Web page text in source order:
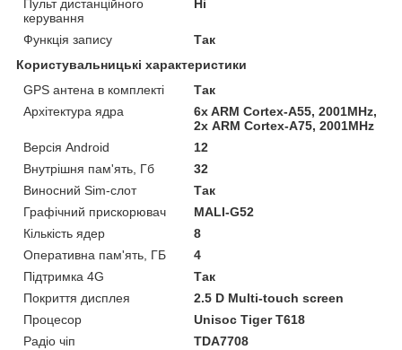
Пульт дистанційного
керування
Ні
Функція запису
Так
Користувальницькі характеристики
GPS антена в комплекті
Так
Архітектура ядра
6x ARM Cortex-A55, 2001MHz,
2х ARM Cortex-A75, 2001MHz
Версія Android
12
Внутрішня пам'ять, Гб
32
Виносний Sim-слот
Так
Графічний прискорювач
MALI-G52
Кількість ядер
8
Оперативна пам'ять, ГБ
4
Підтримка 4G
Так
Покриття дисплея
2.5 D Multi-touch screen
Процесор
Unisoc Tiger T618
Радіо чіп
TDA7708